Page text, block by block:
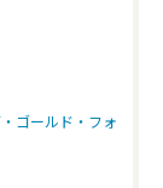
ゴールド・フォ